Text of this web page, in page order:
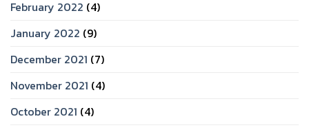
February 2022 (4)
January 2022 (9)
December 2021 (7)
November 2021 (4)
October 2021 (4)